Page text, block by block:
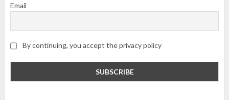
Email
By continuing, you accept the privacy policy